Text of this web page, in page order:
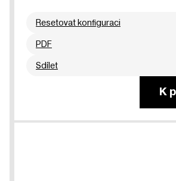
Resetovat konfiguraci
PDF
Sdílet
K